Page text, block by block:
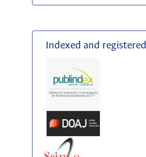
Indexed and registered